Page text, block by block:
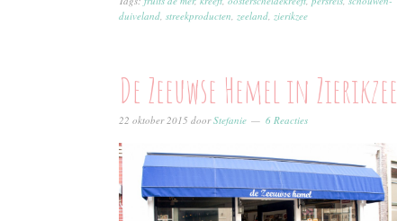
duiveland, streekproducten, zeeland, zierikzee
De Zeeuwse Hemel in Zierikzee
22 oktober 2015 doorStefanie 6 Reacties